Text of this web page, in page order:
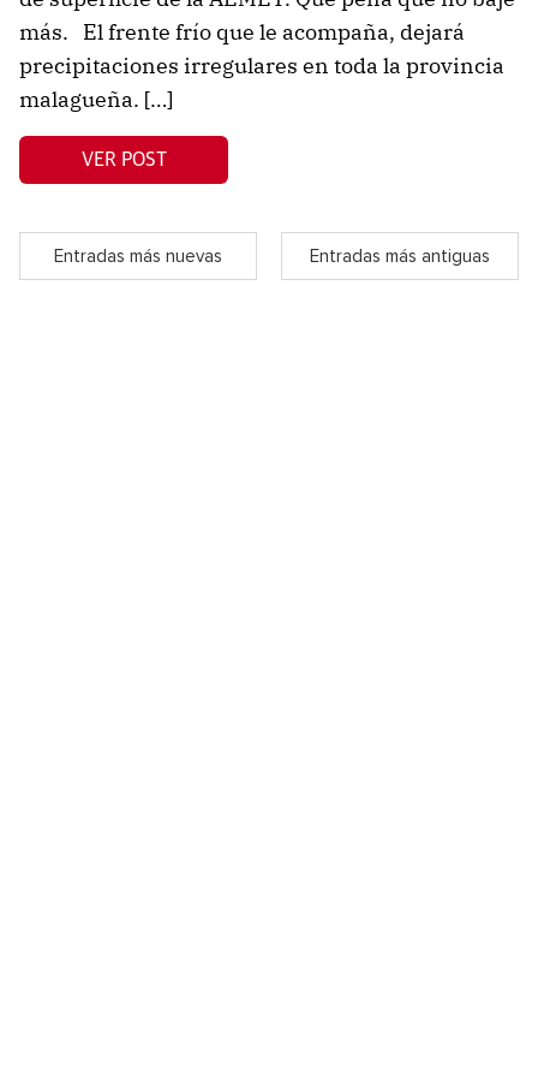
más. El frente frío que le acompaña, dejará
precipitaciones irregulares en toda la provincia
malagueña. […]
VER POST
Entradas más nuevas Entradas más antiguas